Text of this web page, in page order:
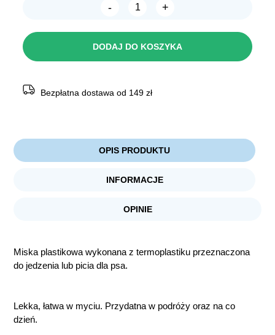
-
ilość
TURYSTYCZNA
+
DODAJ DO KOSZYKA
Bezpłatna dostawa od 149 zł
OPIS PRODUKTU
INFORMACJE
OPINIE
Miska plastikowa wykonana z termoplastiku przeznaczona
do jedzenia lub picia dla psa.
Lekka, łatwa w myciu. Przydatna w podróży oraz na co
dzień.